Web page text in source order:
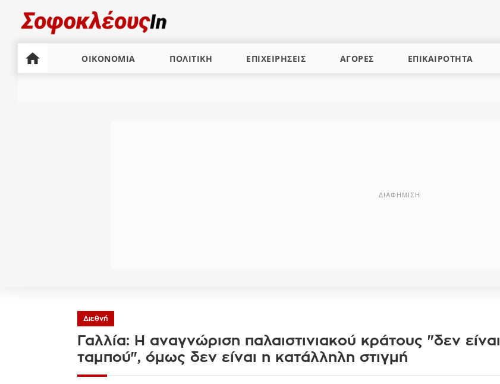
ΟΙΚΟΝΟΜΙΑ ΠΟΛΙΤΙΚΗ ΕΠΙΧΕΙΡΗΣΕΙΣ ΑΓΟΡΕΣ ΕΠΙΚΑΙΡΟΤΗΤΑ
Διεθνή
Γαλλία: Η αναγνώριση παλαιστινιακού κράτους "δεν είναι
ταμπού", όμως δεν είναι η κατάλληλη στιγμή